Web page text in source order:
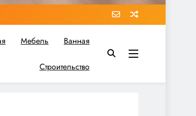
все необходимое для реализации своих идей!
Мебель Ванная
Строительство